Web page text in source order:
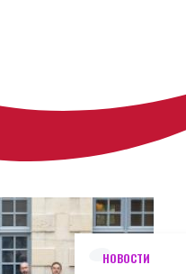
НОВОСТИ